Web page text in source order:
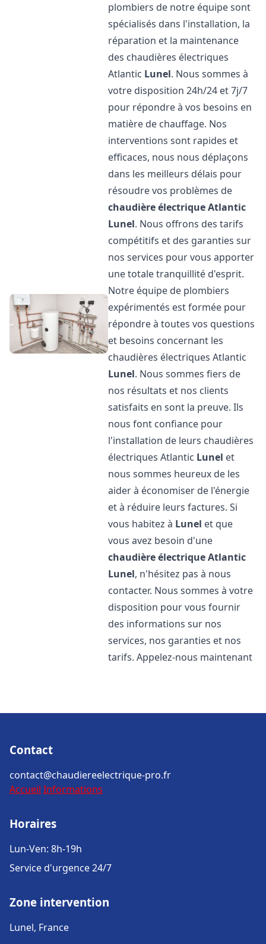
plombiers de notre équipe sont
spécialisés dans l'installation, la
réparation et la maintenance
des chaudières électriques
Atlantic Lunel. Nous sommes à
votre disposition 24h/24 et 7j/7
pour répondre à vos besoins en
matière de chauffage. Nos
interventions sont rapides et
efficaces, nous nous déplaçons
dans les meilleurs délais pour
résoudre vos problèmes de
chaudière électrique Atlantic
Lunel. Nous offrons des tarifs
compétitifs et des garanties sur
nos services pour vous apporter
une totale tranquillité d'esprit.
Notre équipe de plombiers
expérimentés est formée pour
répondre à toutes vos questions
et besoins concernant les
chaudières électriques Atlantic
Lunel. Nous sommes fiers de
nos résultats et nos clients
satisfaits en sont la preuve. Ils
nous font confiance pour
l'installation de leurs chaudières
électriques Atlantic Lunel et
nous sommes heureux de les
aider à économiser de l'énergie
et à réduire leurs factures. Si
vous habitez à Lunel et que
vous avez besoin d'une
chaudière électrique Atlantic
Lunel, n'hésitez pas à nous
contacter. Nous sommes à votre
disposition pour vous fournir
des informations sur nos
services, nos garanties et nos
tarifs. Appelez-nous maintenant
Contact
contact@chaudiereelectrique-pro.fr
Accueil Informations
Horaires
Lun-Ven: 8h-19h
Service d'urgence 24/7
Zone intervention
Lunel, France